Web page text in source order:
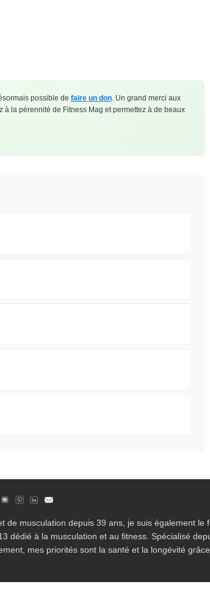
possible de faire un don. Un grand merci aux
la pérennité de Fitness Mag et permettez à de beaux
de musculation depuis 39 ans, je suis également le
dédié à la musculation et au fitness. Spécialisé
mes priorités sont la santé et la longévité